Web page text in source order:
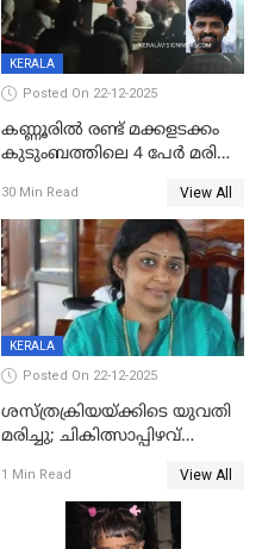
KERALA
Posted On 22-12-2025
കണ്ണൂരിൽ രണ്ട് മക്കളടക്കം
കുടുംബത്തിലെ 4 പേർ മരിച്ച
30 Min Read View All
KERALA
Posted On 22-12-2025
ശസ്ത്രക്രിയയ്‌ക്കിടെ യുവതി
മരിച്ചു; ചികിത്സാപ്പിഴവ്
സംഭവം മാവേലിക്കരയിൽ
1 Min Read View All